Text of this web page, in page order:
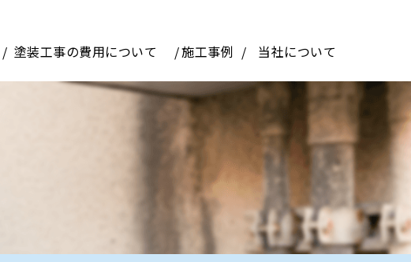
塗装工事の費用について 施工事例 当社について